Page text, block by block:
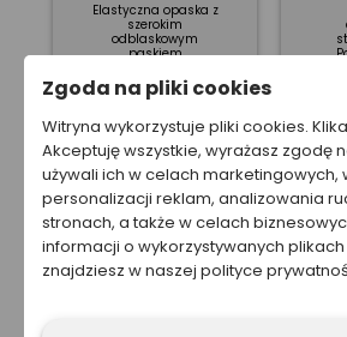
Elastyczna opaska z
szerokim
odblaskowym
paskiem
Od 6,08 zł
Zgoda na pliki cookies
Witryna wykorzystuje pliki cookies.
Akceptuję wszystkie, wyrażasz zgodę
używali ich w celach marketingowych,
personalizacji reklam, analizowania
stronach, a także w celach
informacji o wykorzystywanych
znajdziesz w naszej polityce